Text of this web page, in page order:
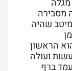
מסבירה
שהיה
הראשון
ועולה
ברף